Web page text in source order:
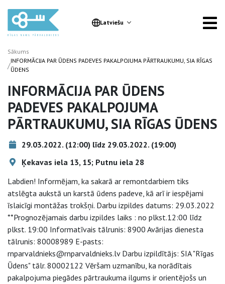
Latviešu
Sākums
/INFORMĀCIJA PAR ŪDENS PADEVES PAKALPOJUMA PĀRTRAUKUMU, SIA RĪGAS
ŪDENS
INFORMĀCIJA PAR ŪDENS
PADEVES PAKALPOJUMA
PĀRTRAUKUMU, SIA RĪGAS ŪDENS
29.03.2022. (12:00) līdz 29.03.2022. (19:00)
Ķekavas iela 13, 15; Putnu iela 28
Labdien! Informējam, ka sakarā ar remontdarbiem tiks
atslēgta aukstā un karstā ūdens padeve, kā arī ir iespējami
īslaicīgi montāžas trokšņi. Darbu izpildes datums: 29.03.2022
**Prognozējamais darbu izpildes laiks : no plkst.12:00 līdz
plkst. 19:00 Informatīvais tālrunis: 8900 Avārijas dienesta
tālrunis: 80008989 E-pasts:
rnparvaldnieks@rnparvaldnieks.lv Darbu izpildītājs: SIA "Rīgas
Ūdens" tālr. 80002122 Vēršam uzmanību, ka norādītais
pakalpojuma piegādes pārtraukuma ilgums ir orientējošs un